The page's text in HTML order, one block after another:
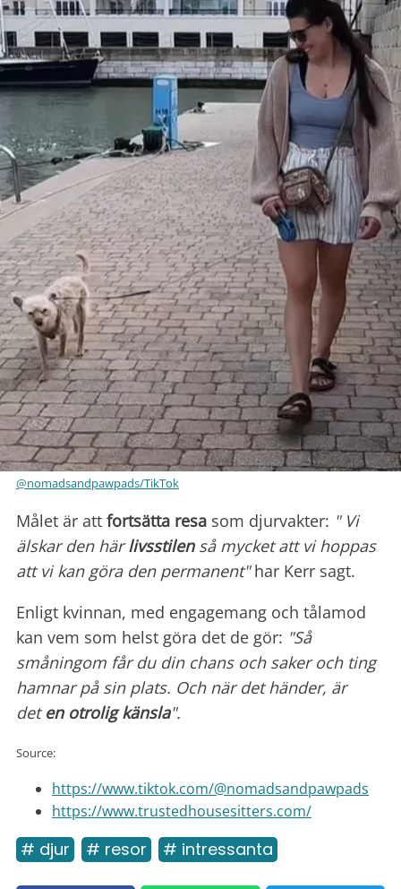
@nomadsandpawpads/TikTok
Målet är att fortsätta resa som djurvakter: " Vi
älskar den härlivsstilenså mycket att vi hoppas
att vi kan göra den permanent"har Kerr sagt.
Enligt kvinnan, med engagemang och tålamod
kan vem som helst göra det de gör: "Så
småningom får du din chans och saker och ting
hamnar på sin plats. Och när det händer, är
deten otrolig känsla".
Source:
https://www.tiktok.com/@nomadsandpawpads
https://www.trustedhousesitters.com/
# djur # resor # intressanta